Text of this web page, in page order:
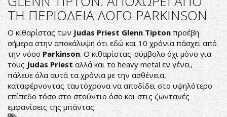
HALFORD
ΞΕΚΑΘΑΡΙΖΕΙ
ΤΙΣ
ΦΗΜΕΣ
ΣΧΕΤΙΚΑ
ΜΕ
ΤΙΣ
ΔΗΛΩΣΕΙΣ
ΤΟΥ
K.K.
DOWNING
ΤΗ ΠΕΡΙΟΔΕΙΑ ΛΟΓΩ PARKINSON
Ο κιθαρίστας των Judas Priest Glenn Tipton προέβη
σήμερα στην αποκάλυψη ότι εδώ και 10 χρόνια πάσχει από
την νόσο Parkinson. Ο κιθαρίστας-σύμβολο όχι μόνο για
τουςJudas Priestαλλά και το heavy metal εν γένει,
πάλευε όλα αυτά τα χρόνια με την ασθένεια,
καταφέρνοντας ταυτόχρονα να αποδίδει στο υψηλότερο
επίπεδο τόσο στο στούντιο όσο και στις ζωντανές
εμφανίσεις της μπάντας.